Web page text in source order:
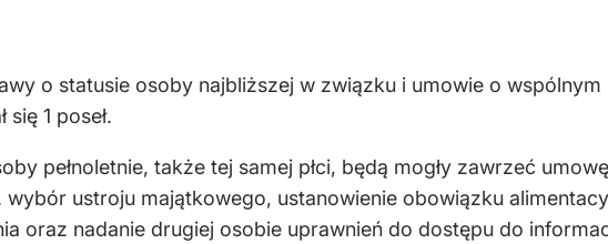
o statusie osoby najbliższej w związku i umowie o wspólnym
się 1 poseł.
pełnoletnie, także tej samej płci, będą mogły zawrzeć
ustroju majątkowego, ustanowienie obowiązku
oraz nadanie drugiej osobie uprawnień do dostępu do